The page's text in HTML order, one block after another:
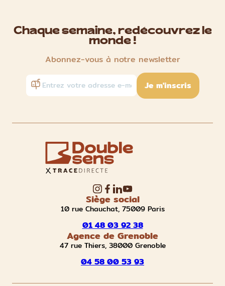
Chaque semaine, redécouvrez le
monde !
Abonnez-vous à notre newsletter
Je m'inscris
Siège social
10 rue Chauchat, 75009 Paris
01 48 03 92 38
Agence de Grenoble
47 rue Thiers, 38000 Grenoble
04 58 00 53 93